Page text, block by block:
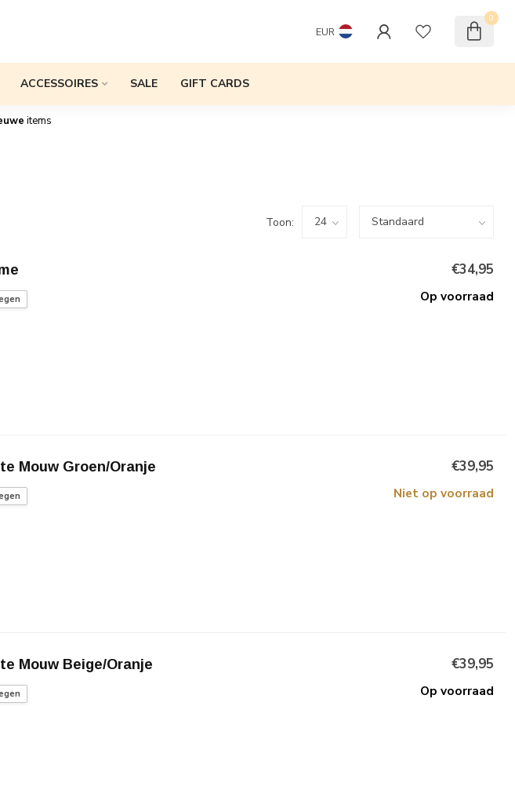
EUR
0
ACCESSOIRES SALE GIFT CARDS
items
Toon:
€34,95
Op voorraad
Mouw Groen/Oranje €39,95
Niet op voorraad
Mouw Beige/Oranje €39,95
Op voorraad